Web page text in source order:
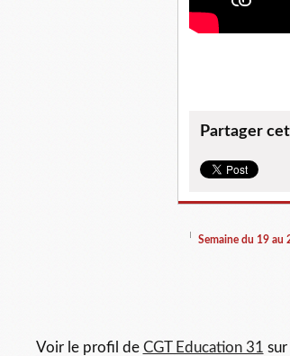
Partager
Semaine du 19 au
Voir le profil de CGT Education 31